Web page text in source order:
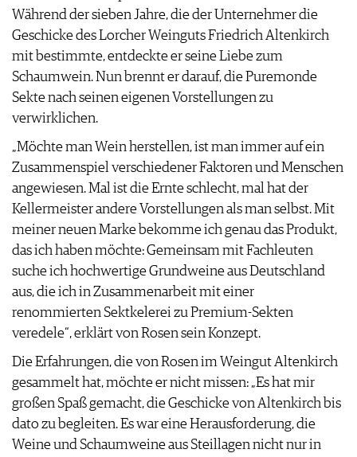
NEWSLETTER
WINE TRADE CLUB
REDAKTION
JOBS
WERBUNG
PRESSE
IMPRESSUM
AGB & DATENSCHUTZ
FAQ
Während der sieben Jahre, die der Unternehmer die
Geschicke des Lorcher Weinguts Friedrich Altenkirch
mit bestimmte, entdeckte er seine Liebe zum
Schaumwein. Nun brennt er darauf, die Puremonde
Sekte nach seinen eigenen Vorstellungen zu
verwirklichen.
„Möchte man Wein herstellen, ist man immer auf ein
Zusammenspiel verschiedener Faktoren und Menschen
angewiesen. Mal ist die Ernte schlecht, mal hat der
Kellermeister andere Vorstellungen als man selbst. Mit
meiner neuen Marke bekomme ich genau das Produkt,
das ich haben möchte: Gemeinsam mit Fachleuten
suche ich hochwertige Grundweine aus Deutschland
aus, die ich in Zusammenarbeit mit einer
renommierten Sektkelerei zu Premium-Sekten
veredele“, erklärt von Rosen sein Konzept.
Die Erfahrungen, die von Rosen im Weingut Altenkirch
gesammelt hat, möchte er nicht missen: „Es hat mir
großen Spaß gemacht, die Geschicke von Altenkirch bis
dato zu begleiten. Es war eine Herausforderung, die
Weine und Schaumweine aus Steillagen nicht nur in